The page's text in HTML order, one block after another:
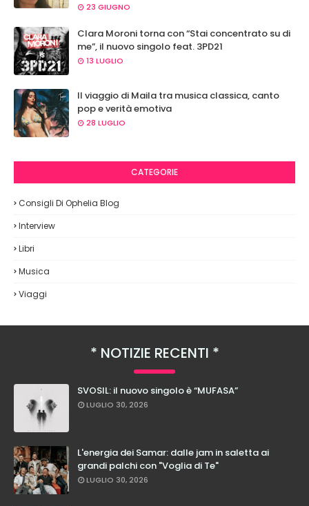
23 GIUGNO
Clara Moroni torna con “Stai concentrato su di
me”, il nuovo singolo feat. 3PD21
13 LUGLIO
Il viaggio di Maila tra musica classica, canto
pop e verità emotiva
28 LUGLIO
CATEGORIE
Consigli Di Ophelia Blog
Interview
Libri
Musica
Viaggi
NOTIZIE RECENTI
SVOSIL: il nuovo singolo è “MUFASA”
LUGLIO 30, 2026
L'energia dei Samar: dalle jam in saletta ai
grandi palchi con "Voglia di Te"
LUGLIO 30, 2026